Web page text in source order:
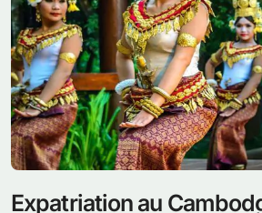
Expatriation au